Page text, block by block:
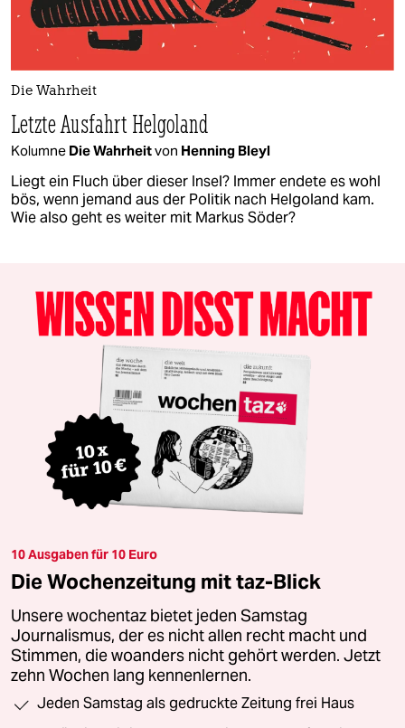
Die Wahrheit
Letzte Ausfahrt Helgoland
Kolumne Die Wahrheitvon Henning Bleyl
Liegt ein Fluch über dieser Insel? Immer endete es wohl
bös, wenn jemand aus der Politik nach Helgoland kam.
Wie also geht es weiter mit Markus Söder?
10 Ausgaben für 10 Euro
Die Wochenzeitung mit taz-Blick
Unsere wochentaz bietet jeden Samstag
Journalismus, der es nicht allen recht macht und
Stimmen, die woanders nicht gehört werden. Jetzt
zehn Wochen lang kennenlernen.
Jeden Samstag als gedruckte Zeitung frei Haus